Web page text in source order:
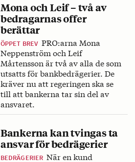
Mona och Leif – två av
bedragarnas offer
berättar
ÖPPET BREV PRO:arna Mona
Neppenström och Leif
Mårtensson är två av alla de som
utsatts för bankbedrägerier. De
kräver nu att regeringen ska se
till att bankerna tar sin del av
ansvaret.
Bankerna kan tvingas ta
ansvar för bedrägerier
BEDRÄGERIER När en kund